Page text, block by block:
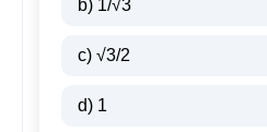
b) 1/√3
c) √3/2
d) 1